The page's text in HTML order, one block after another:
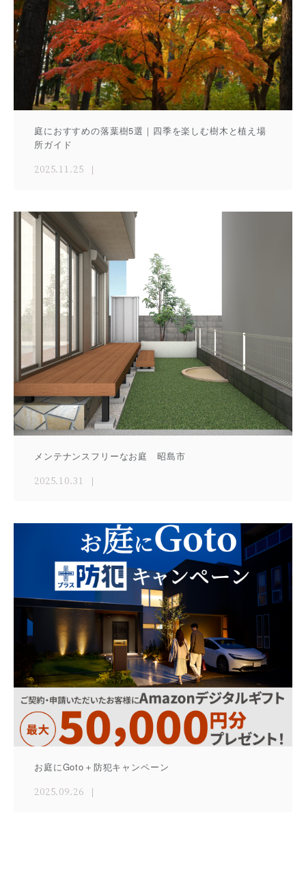
庭におすすめの落葉樹5選｜四季を楽しむ樹木と植え場
所ガイド
2025.11.25
メンテナンスフリーなお庭 昭島市
2025.10.31
お庭にGoto＋防犯キャンペーン
2025.09.26